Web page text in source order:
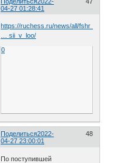
04-27 01:28:41
https://ruchess.ru/news/all/fshr_dosroc
… sii_v_loo/
0
Поделиться 48
2022-
04-27 23:00:01
По поступившей